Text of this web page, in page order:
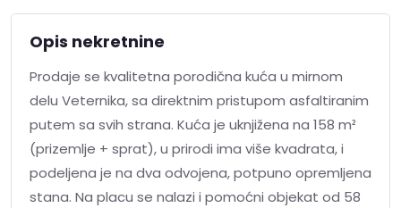
Opis nekretnine
Prodaje se kvalitetna porodična kuća u mirnom
delu Veternika, sa direktnim pristupom asfaltiranim
putem sa svih strana. Kuća je uknjižena na 158 m²
(prizemlje + sprat), u prirodi ima više kvadrata, i
podeljena je na dva odvojena, potpuno opremljena
stana. Na placu se nalazi i pomoćni objekat od 58